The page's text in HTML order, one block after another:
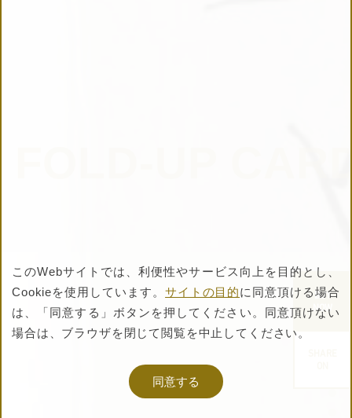
商品を購入する
（FOLD-UP CARD）
TS STORE で購入する
BUY
NOW
ページリンクをコピー
このWebサイトでは、利便性やサービス向上を目的とし、
Cookieを使用しています。サイトの目的に同意頂ける場合
は、
「同意する」ボタンを押してください。同意頂けない
場合は、ブラウザを閉じて閲覧を中止してください。
同意する